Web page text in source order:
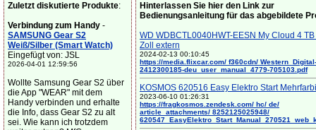
Zuletzt diskutierte Produkte:
Verbindung zum Handy -
SAMSUNG Gear S2
Weiß/Silber (Smart Watch)
Eingefügt von: JSL
2026-04-01 12:59:56
Wollte Samsung Gear S2 über
die App "WEAR" mit dem
Handy verbinden und erhalte
die Info, dass Gear S2 zu alt
sei. Wie kann ich trotzdem
Hinterlassen Sie hier den Link zur
Bedienungsanleitung für das abgebildete
WD WDBCTL0040HWT-EESN My Cloud 4
Zoll extern
2024-02-13 00:10:45
https://media.flixcar.com/ f360cdn/ Western_Digital-
2412300185-deu_user_manual_4779-705103.pdf
KOSMOS 620516 Easy Elektro Start
2023-06-10 01:26:31
https://fragkosmos.zendesk.com/ hc/ de/
article_attachments/ 8252125025948/